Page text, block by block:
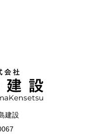
建設